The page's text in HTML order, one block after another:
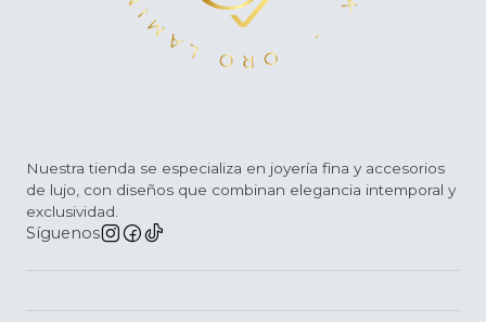
Nuestra tienda se especializa en joyería fina y accesorios
de lujo, con diseños que combinan elegancia intemporal y
exclusividad.
Síguenos